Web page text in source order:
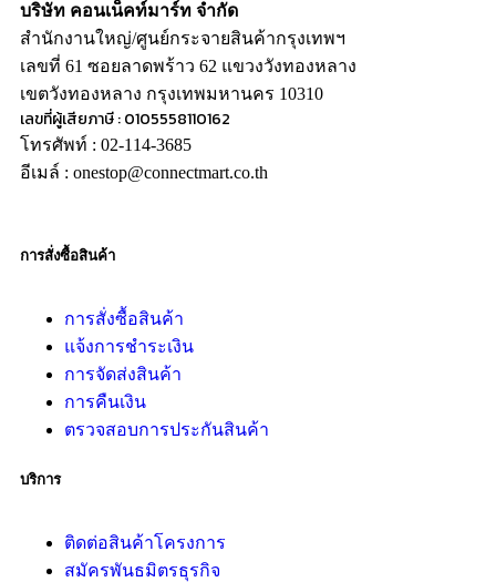
บริษัท คอนเน็คท์มาร์ท จำกัด
สำนักงานใหญ่/ศูนย์กระจายสินค้ากรุงเทพฯ
เลขที่ 61 ซอยลาดพร้าว 62 แขวงวังทองหลาง
เขตวังทองหลาง กรุงเทพมหานคร 10310
เลขที่ผู้เสียภาษี : 0105558110162
โทรศัพท์ : 02-114-3685
อีเมล์ : onestop@connectmart.co.th
การสั่งซื้อสินค้า
การสั่งซื้อสินค้า
แจ้งการชำระเงิน
การจัดส่งสินค้า
การคืนเงิน
ตรวจสอบการประกันสินค้า
บริการ
ติดต่อสินค้าโครงการ
สมัครพันธมิตรธุรกิจ